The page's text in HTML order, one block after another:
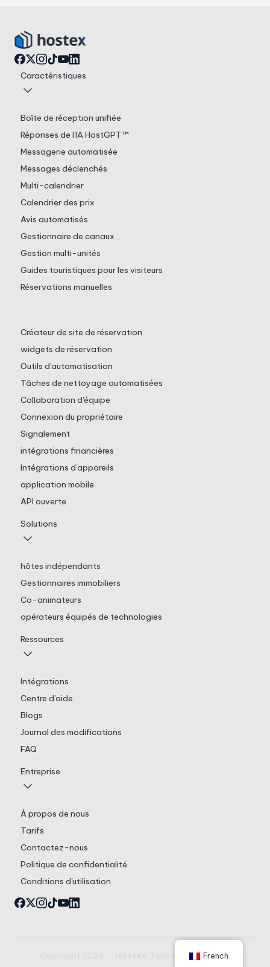
Caractéristiques
Boîte de réception unifiée
Réponses de l'IA HostGPT™
Messagerie automatisée
Messages déclenchés
Multi-calendrier
Calendrier des prix
Avis automatisés
Gestionnaire de canaux
Gestion multi-unités
Guides touristiques pour les visiteurs
Réservations manuelles
Créateur de site de réservation
widgets de réservation
Outils d'automatisation
Tâches de nettoyage automatisées
Collaboration d'équipe
Connexion du propriétaire
Signalement
intégrations financières
Intégrations d'appareils
application mobile
API ouverte
Solutions
hôtes indépendants
Gestionnaires immobiliers
Co-animateurs
opérateurs équipés de technologies
Ressources
Intégrations
Centre d'aide
Blogs
Journal des modifications
FAQ
Entreprise
À propos de nous
Tarifs
Contactez-nous
Politique de confidentialité
Conditions d'utilisation
. Tous droits réservés.
French